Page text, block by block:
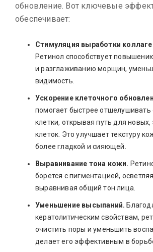
обновление. Вот ключевые
обеспечивает:
Стимуляция выработки
Ретинол способствует
и разглаживанию морщин,
видимость.
Ускорение клеточного
помогает быстрее
клетки, открывая путь для
клеток. Это улучшает текстуру
более гладкой и сияющей.
Выравнивание тона кожи.
борется с пигментацией,
выравнивая общий тон лица.
Уменьшение высыпаний.
кератолитическим свойствам,
очистить поры и уменьшить
делает его эффективным в